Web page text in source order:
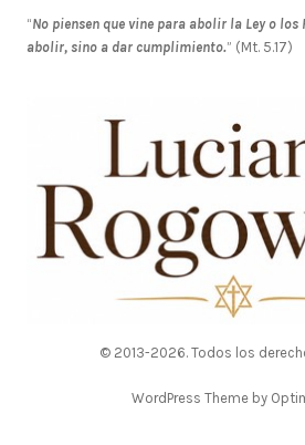
“No piensen que vine para abolir la Ley o los
abolir, sino a dar cumplimiento.” (Mt. 5.17)
© 2013-2026. Todos los
WordPress Theme by